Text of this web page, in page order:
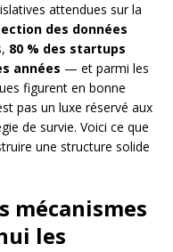
attendues sur la
des données
80 % des startups
années — et parmi les
figurent en bonne
pas un luxe réservé aux
de survie. Voici ce que
une structure solide
mécanismes
les